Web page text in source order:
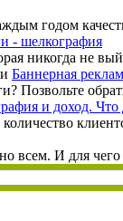
годом
- шелкография
никогда не
Баннерная
и доход.
всем. И для